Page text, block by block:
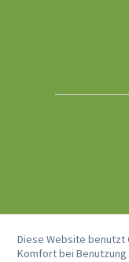
Diese Website
Komfort bei